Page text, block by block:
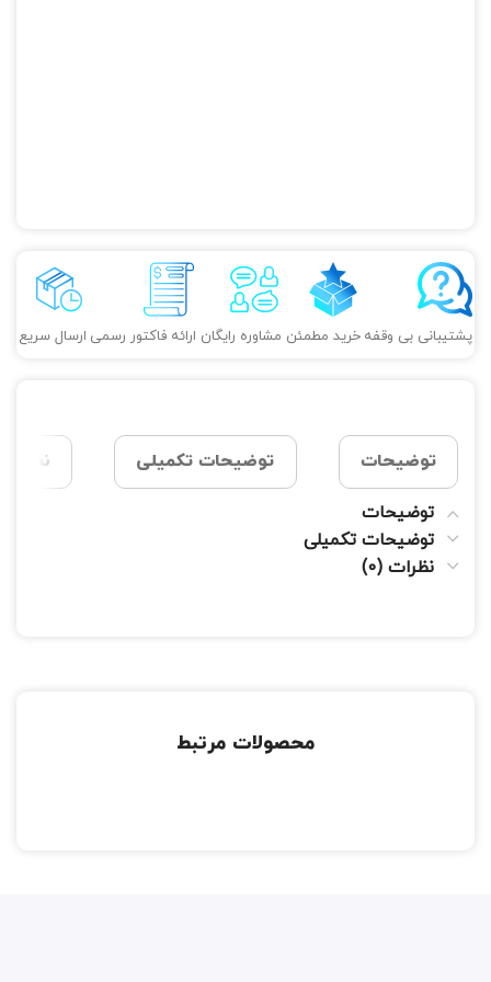
پشتیبانی بی وقفه خرید مطمئن مشاوره رایگان ارائه فاکتور رسمی ارسال سریع
توضیحات توضیحات تکمیلی نظرات
توضیحات
توضیحات تکمیلی
نظرات (0)
محصولات مرتبط